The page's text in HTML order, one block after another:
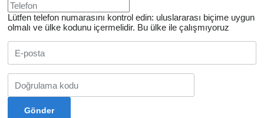
Lütfen telefon numarasını kontrol edin: uluslararası biçime uygun
olmalı ve ülke kodunu içermelidir. Bu ülke ile çalışmıyoruz